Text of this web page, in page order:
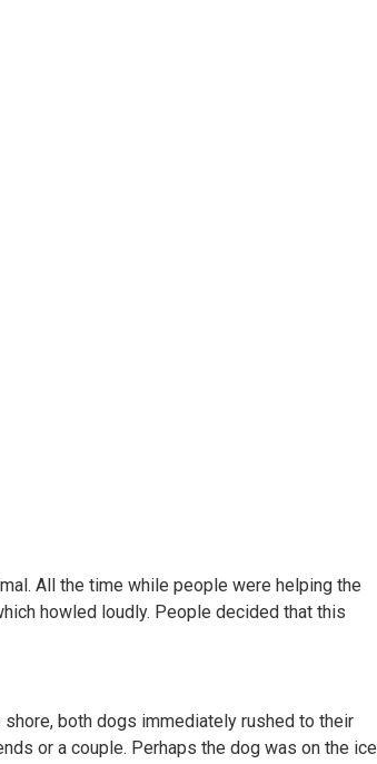
All the time while people were helping the
howled loudly. People decided that this
both dogs immediately rushed to their
or a couple. Perhaps the dog was on the ice